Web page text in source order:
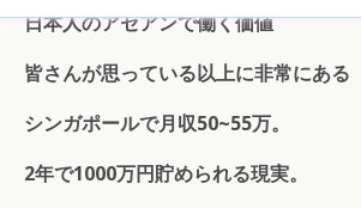
日本人のアセアンで働く価値
皆さんが思っている以上に非常にある
シンガポールで月収50~55万。
2年で1000万円貯められる現実。